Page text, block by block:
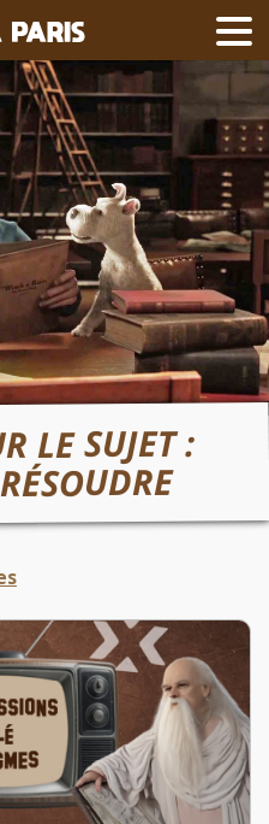
LE SUJET :